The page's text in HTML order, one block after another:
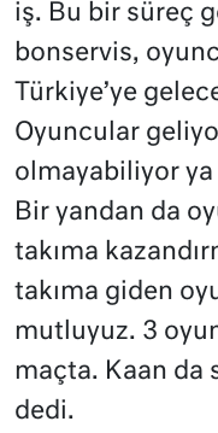
iş. Bu bir süreç
bonservis,
Türkiye’ye
Oyuncular
olmayabiliyor ya
Bir yandan da
takıma
takıma giden
mutluyuz. 3
maçta. Kaan da
dedi.